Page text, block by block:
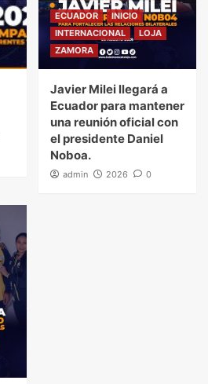
ECUADOR
INICIO
INTERNACIONAL
LOJA
ZAMORA
Javier Milei llegará a
Ecuador para mantener
una reunión oficial con
el presidente Daniel
Noboa.
admin 2026 0